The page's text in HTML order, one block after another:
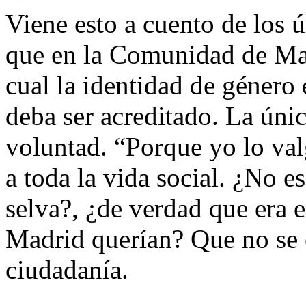
Viene esto a cuento de los
que en la Comunidad de
cual la identidad de
deba ser acreditado. La
voluntad. “Porque yo lo
a toda la vida social. ¿No
selva?, ¿de verdad que era
Madrid querían? Que no
ciudadanía.